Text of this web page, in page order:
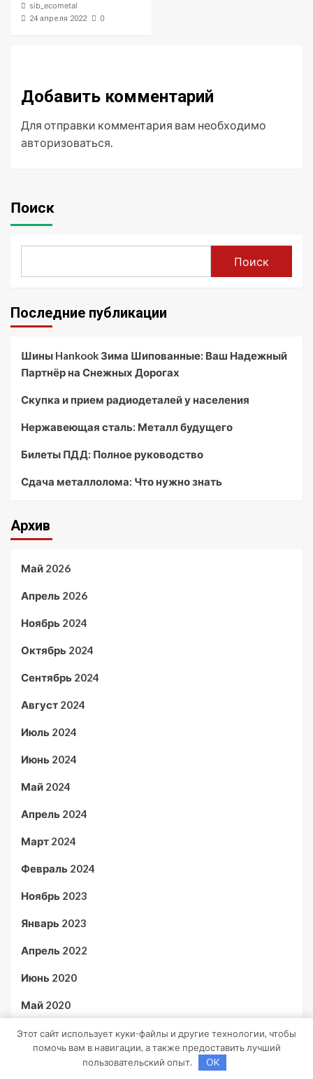
sib_ecometal
24 апреля 2022 0
Добавить комментарий
Для отправки комментария вам необходимо
авторизоваться.
Поиск
Поиск
Последние публикации
Шины Hankook Зима Шипованные: Ваш Надежный
Партнёр на Снежных Дорогах
Скупка и прием радиодеталей у населения
Нержавеющая сталь: Металл будущего
Билеты ПДД: Полное руководство
Сдача металлолома: Что нужно знать
Архив
Май 2026
Апрель 2026
Ноябрь 2024
Октябрь 2024
Сентябрь 2024
Август 2024
Июль 2024
Июнь 2024
Май 2024
Апрель 2024
Март 2024
Февраль 2024
Ноябрь 2023
Январь 2023
Апрель 2022
Июнь 2020
Май 2020
Июль 2019
Этот сайт использует куки-файлы и другие технологии, чтобы
помочь вам в навигации, а также предоставить лучший
пользовательский опыт.
OK